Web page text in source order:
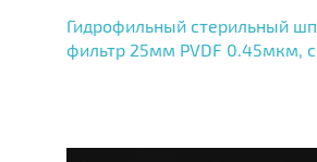
Гидрофильный стерильный
фильтр 25мм PVDF 0.45мкм,